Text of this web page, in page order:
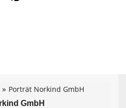
Porträt Norkind GmbH
GmbH